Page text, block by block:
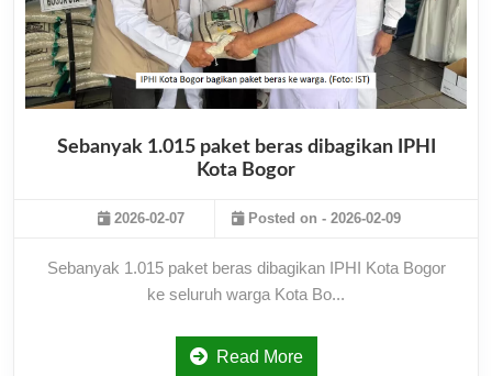
Sebanyak 1.015 paket beras dibagikan IPHI
Kota Bogor
2026-02-07 Posted on - 2026-02-09
Sebanyak 1.015 paket beras dibagikan IPHI Kota Bogor
ke seluruh warga Kota Bo...
Read More